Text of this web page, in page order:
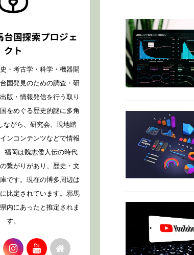
台国探索プロジェ
クト
・考古学・科学・機器開
国発見のための調査・研
版・情報発信を行う取り
をめぐる歴史的謎に多角
ながら、研究会、現地踏
ンコンテンツなどで情報
福岡は魏志倭人伝の時代
繋がりがあり、歴史・文
です。現在の博多周辺は
比定されています。邪馬
内にあったと推定されま
す。